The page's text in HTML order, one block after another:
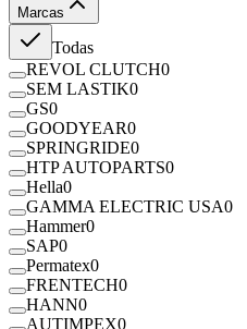
Marcas
Todas
REVOL CLUTCH0
SEM LASTIK0
GS0
GOODYEAR0
SPRINGRIDE0
HTP AUTOPARTS0
Hella0
GAMMA ELECTRIC USA0
Hammer0
SAP0
Permatex0
FRENTECH0
HANN0
AUTIMPEX0